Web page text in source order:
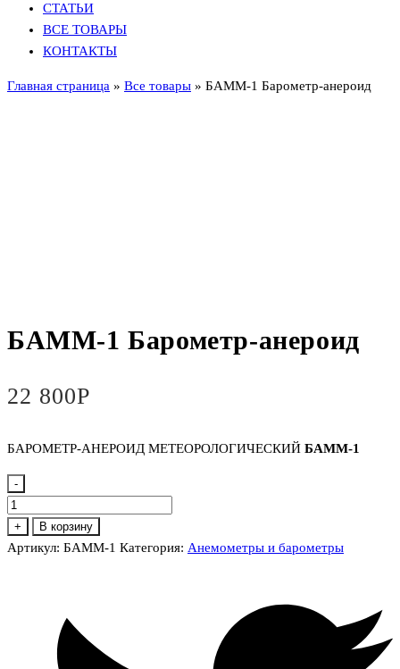
СТАТЬИ
ВСЕ ТОВАРЫ
КОНТАКТЫ
Главная страница » Все товары » БАММ-1 Барометр-анероид
БАММ-1 Барометр-анероид
22 800Р
БАРОМЕТР-АНЕРОИД МЕТЕОРОЛОГИЧЕСКИЙ БАММ-1
-
Количество
товара
БАММ-1
+ В корзину
Артикул: БАММ-1 Категория: Анемометры и барометры